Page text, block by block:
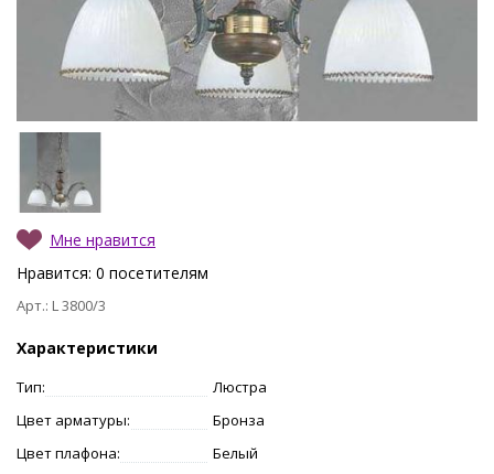
Мне нравится
Нравится: 0 посетителям
Арт.: L 3800/3
Характеристики
Тип:
Люстра
Цвет арматуры:
Бронза
Цвет плафона:
Белый